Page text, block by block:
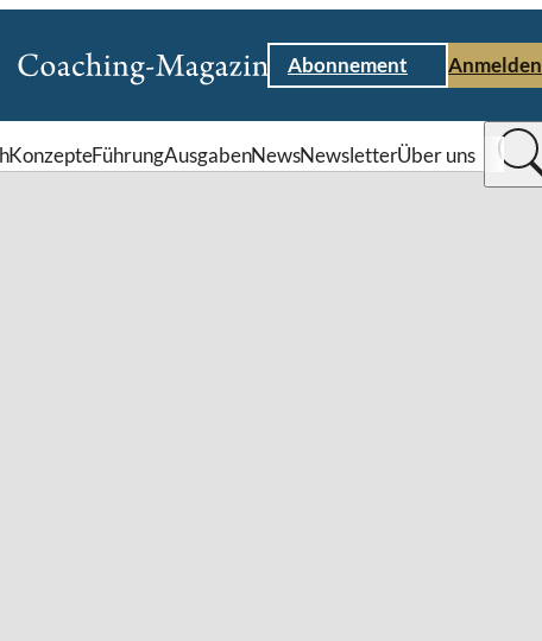
Abonnement Anmelden
KonzepteFührungAusgabenNewsNewsletterÜber uns